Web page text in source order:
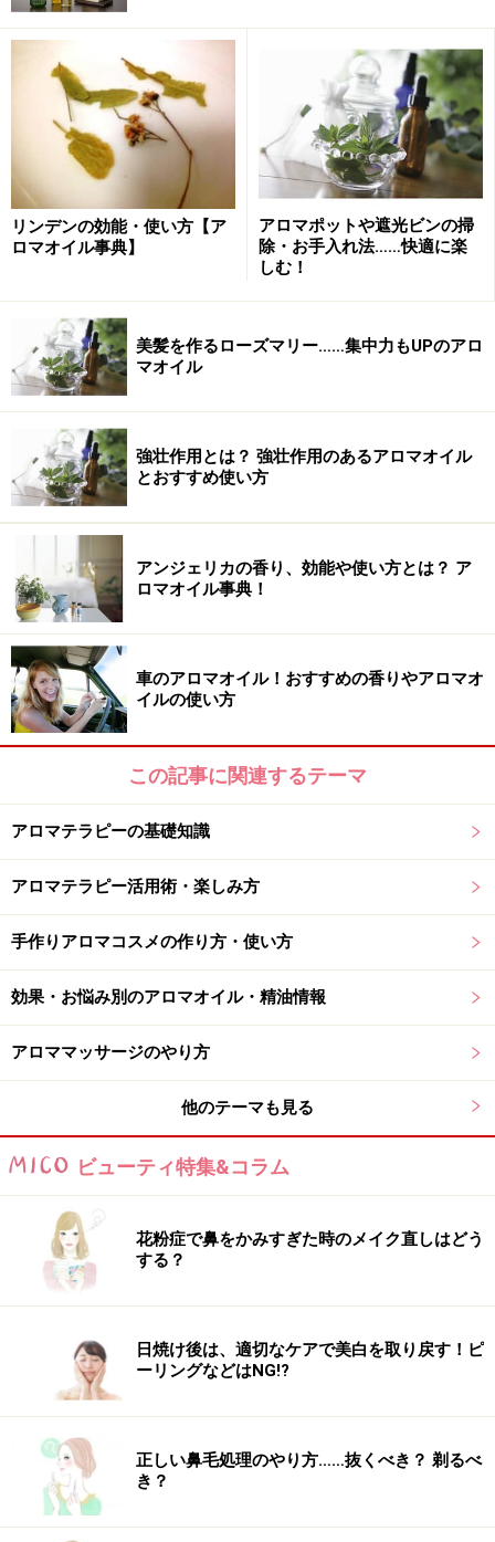
皮膚からココナッツオイルを摂取するメカニズム
ココナッツオイルのアロマテラピー流に活用1. 塗るだけ
ココナッツオイルのアロマテラピー流に活用2. 塗って洗い流
ココナッツオイルのアロマテラピー流に活用3. ヘア＆頭皮ケ
ア
ココナッツオイルのアロマテラピー流に活用4. クリームを作
ココナッツオイル＆シアバターで作るアロマクリーム
ココナッツオイルに精油をブレンドするときの注意点
おわりに
ココナッツオイルの効能について
ココナッツオイルは精製されていないエキストラヴァージン
オイルを使いましょう
ココナッツオイルは「万能オイル」とも言われています
が、ここではアロマテラピー流の観点に絞った効果効能
について触れたいと思います。
■ココナッツオイル（ココナッツ油）
科名 ヤシ科
ココナッツオイルは約25℃の温度で溶ける高飽和脂肪酸
です。通常、飽和脂肪酸は室温で固体である油脂が多い
のですが、ココナッツオイルは融点が低いので夏場の外
アロマテラピーでは、精製されていないエキストラヴァ
ージンココナッツオイルを使用するのが好ましいです。
エキストラヴァージンココナッツオイルはココナッツ独
特の甘い香りがします。不飽和脂肪酸ではなく、飽和脂
肪酸なので液体になっても通常液体のオイルより酸化に
強く、安定性があるのが特徴です。
アロマテラピーとして、皮膚に塗布することで肌を柔ら
かくする効果があると言われていることから、マッサー
酸のラウリン酸の含有が50％であり、これは母乳にも多
く含まれている脂肪酸であることから、体にも美容にも
良いと言われている根拠の1つ。中鎖脂肪酸は摂取して
リンデンの効能・使い方【ア
ロマオイル事典】
アロマポットや遮光ビンの掃
除・お手入れ法……快適に楽
しむ！
美髪を作るローズマリー……集中力もUPのアロ
マオイル
強壮作用とは？ 強壮作用のあるアロマオイル
とおすすめ使い方
アンジェリカの香り、効能や使い方とは？ ア
ロマオイル事典！
車のアロマオイル！おすすめの香りやアロマオ
イルの使い方
この記事に関連するテーマ
アロマテラピーの基礎知識
アロマテラピー活用術・楽しみ方
手作りアロマコスメの作り方・使い方
効果・お悩み別のアロマオイル・精油情報
アロママッサージのやり方
他のテーマも見る
ビューティ特集&コラム
花粉症で鼻をかみすぎた時のメイク直しはどう
する？
日焼け後は、適切なケアで美白を取り戻す！ピ
ーリングなどはNG!?
正しい鼻毛処理のやり方……抜くべき？ 剃るべ
き？